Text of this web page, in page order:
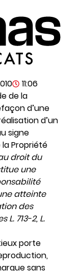
11:06
de la
d’une
d’un
signe
la Propriété
droit du
une
atteinte
des
713-2, L.
porte
sans